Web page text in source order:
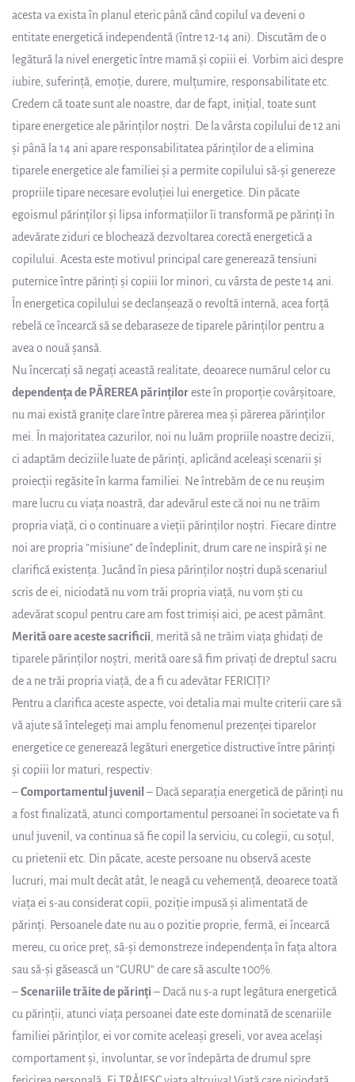
acesta va exista în planul eteric până când copilul va deveni o
entitate energetică independentă (între 12-14 ani). Discutăm de o
legătură la nivel energetic între mamă și copiii ei. Vorbim aici despre
iubire, suferință, emoție, durere, mulțumire, responsabilitate etc.
Credem că toate sunt ale noastre, dar de fapt, inițial, toate sunt
tipare energetice ale părinților noștri. De la vârsta copilului de 12 ani
și până la 14 ani apare responsabilitatea părinților de a elimina
tiparele energetice ale familiei și a permite copilului să-și genereze
propriile tipare necesare evoluției lui energetice. Din păcate
egoismul părinților și lipsa informațiilor îi transformă pe părinți în
adevărate ziduri ce blochează dezvoltarea corectă energetică a
copilului. Acesta este motivul principal care generează tensiuni
puternice între părinți și copiii lor minori, cu vârsta de peste 14 ani.
În energetica copilului se declanșează o revoltă internă, acea forță
rebelă ce încearcă să se debaraseze de tiparele părinților pentru a
avea o nouă șansă.
Nu încercați să negați această realitate, deoarece numărul celor cu
dependența de PĂREREA părințiloreste în proporție covârșitoare,
nu mai există granițe clare între părerea mea și părerea părinților
mei. În majoritatea cazurilor, noi nu luăm propriile noastre decizii,
ci adaptăm deciziile luate de părinți, aplicând aceleași scenarii și
proiecții regăsite în karma familiei. Ne întrebăm de ce nu reușim
mare lucru cu viața noastră, dar adevărul este că noi nu ne trăim
propria viață, ci o continuare a vieții părinților noștri. Fiecare dintre
noi are propria ”misiune” de îndeplinit, drum care ne inspiră și ne
clarifică existența. Jucând în piesa părinților noștri după scenariul
scris de ei, niciodată nu vom trăi propria viață, nu vom ști cu
adevărat scopul pentru care am fost trimiși aici, pe acest pământ.
Merită oare aceste sacrificii , merită să ne trăim viața ghidați de
tiparele părinților noștri, merită oare să fim privați de dreptul sacru
de a ne trăi propria viață, de a fi cu adevătar FERICIȚI?
Pentru a clarifica aceste aspecte, voi detalia mai multe criterii care să
vă ajute să întelegeți mai amplu fenomenul prezenței tiparelor
energetice ce generează legături energetice distructive între părinți
și copiii lor maturi, respectiv:
–Comportamentul juvenil – Dacă separația energetică de părinți nu
a fost finalizată, atunci comportamentul persoanei în societate va fi
unul juvenil, va continua să fie copil la serviciu, cu colegii, cu soțul,
cu prietenii etc. Din păcate, aceste persoane nu observă aceste
lucruri, mai mult decât atât, le neagă cu vehemență, deoarece toată
viața ei s-au considerat copii, poziție impusă și alimentată de
părinți. Persoanele date nu au o pozitie proprie, fermă, ei încearcă
mereu, cu orice preț, să-și demonstreze independența în fața altora
sau să-și găsească un ”GURU” de care să asculte 100%.
–Scenariile trăite de părinți– Dacă nu s-a rupt legătura energetică
cu părinții, atunci viața persoanei date este dominată de scenariile
familiei părinților, ei vor comite aceleași greseli, vor avea același
comportament și, involuntar, se vor îndepărta de drumul spre